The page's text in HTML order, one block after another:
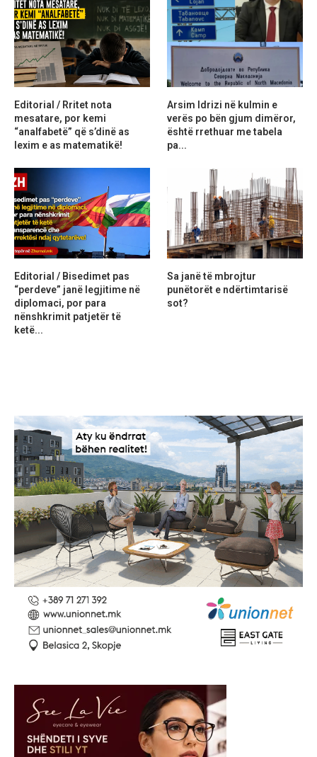
Editorial / Rritet nota
mesatare, por kemi
“analfabetë” që s’dinë as
lexim e as matematikë!
Arsim Idrizi në kulmin e
verës po bën gjum dimëror,
është rrethuar me tabela
pa...
Editorial / Bisedimet pas
“perdeve” janë legjitime në
diplomaci, por para
nënshkrimit patjetër të
ketë...
Sa janë të mbrojtur
punëtorët e ndërtimtarisë
sot?